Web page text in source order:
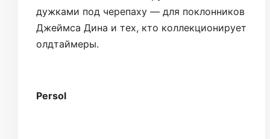
дужками под черепаху — для поклонников
Джеймса Дина и тех, кто коллекционирует
олдтаймеры.
Persol